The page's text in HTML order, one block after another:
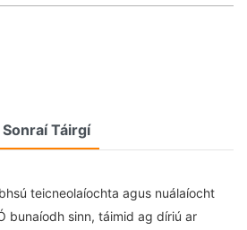
Sonraí Táirgí
teicneolaíochta agus nuálaíocht
bunaíodh sinn, táimid ag díriú ar